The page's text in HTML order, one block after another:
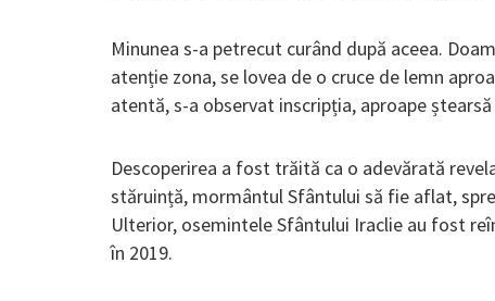
Minunea s-a petrecut curând după aceea.
atenție zona, se lovea de o cruce de lemn
atentă, s-a observat inscripția, aproape
Descoperirea a fost trăită ca o adevărată
stăruință, mormântul Sfântului să fie aflat,
Ulterior, osemintele Sfântului Iraclie au fost
în 2019.